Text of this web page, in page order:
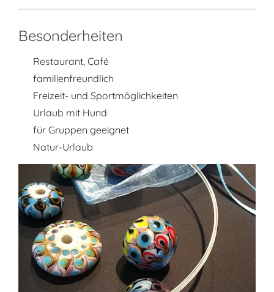
Besonderheiten
Restaurant, Café
familienfreundlich
Freizeit- und Sportmöglichkeiten
Urlaub mit Hund
für Gruppen geeignet
Natur-Urlaub